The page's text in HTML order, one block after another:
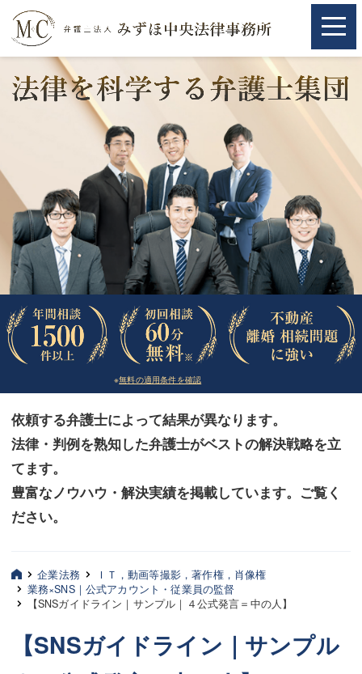
ホーム
相続・遺言
離婚（夫婦間トラブル）
企業法務
労働問題（解雇，残業等）
刑事弁護
交通事故
法律相談など（その他）
お客様へ
みずほ中央の特長・実質編
みずほ中央の特長・形式編
三平 聡史
坂本 陽一
※無料の適用条件を確認
依頼する弁護士によって結果が異なります。
法律・判例を熟知した弁護士がベストの解決戦略を立
てます。
豊富なノウハウ・解決実績を掲載しています。ご覧く
ださい。
ホーム
相続・遺言
離婚（夫婦間トラブル）
企業法務
労働問題（解雇，残業等）
刑事弁護
交通事故
法律相談など（その他）
お客様へ
みずほ中央の特長・実質編
みずほ中央の特長・形式編
三平 聡史
坂本 陽一
企業法務
ＩＴ，動画等撮影，著作権，肖像権
業務×SNS｜公式アカウント・従業員の監督
【SNSガイドライン｜サンプル｜４公式発言＝中の人】
【SNSガイドライン｜サンプル